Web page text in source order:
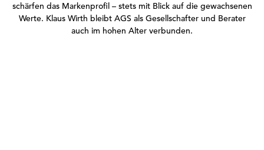
schärfen das Markenprofil – stets mit Blick auf die gewachsenen
Werte. Klaus Wirth bleibt AGS als Gesellschafter und Berater
auch im hohen Alter verbunden.